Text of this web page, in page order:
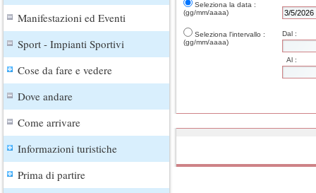
Manifestazioni ed Eventi
Sport - Impianti Sportivi
Cose da fare e vedere
Dove andare
Come arrivare
Informazioni turistiche
Prima di partire
Seleziona la data :
(gg/mm/aaaa)
Seleziona l'intervallo :
(gg/mm/aaaa)
Dal :
Al :